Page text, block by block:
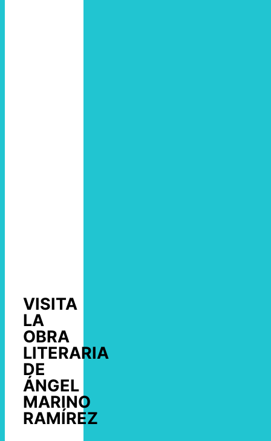
VISITA
LA
OBRA
LITERARIA
DE
ÁNGEL
MARINO
RAMÍREZ